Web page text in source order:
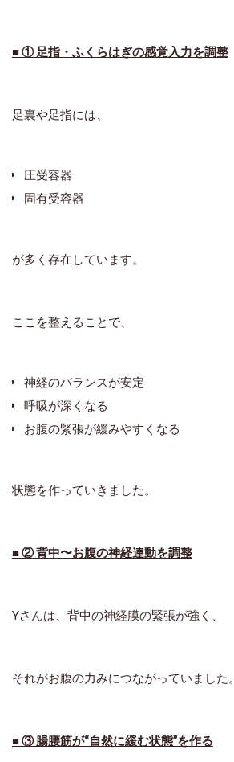
■ ① 足指・ふくらはぎの感覚入力を調整
足裏や足指には、
圧受容器
固有受容器
が多く存在しています。
ここを整えることで、
神経のバランスが安定
呼吸が深くなる
お腹の緊張が緩みやすくなる
状態を作っていきました。
■ ② 背中〜お腹の神経連動を調整
Yさんは、 背中の神経膜の緊張が強く、
それがお腹の力みにつながっていました。
■ ③ 腸腰筋が“自然に緩む状態”を作る